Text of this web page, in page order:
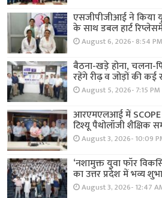
एसजीपीजीआई ने किया
के साथ डबल हार्ट
August 6, 2026- 8:54 PM
बैठना-खड़े होना, चलना-
रहेंगे रीढ़ व जोड़ों की
August 5, 2026- 7:15 PM
आरएमएलआई में SCOPE
टिश्यू पैथोलॉजी
August 3, 2026- 10:09
‘नशामुक्त युवा फॉर
का उत्तर प्रदेश में भव्य
August 3, 2026- 12:47